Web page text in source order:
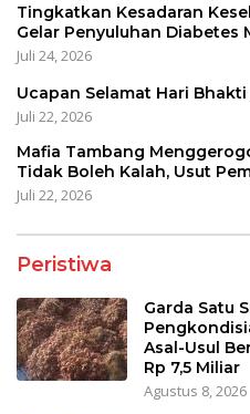
Tingkatkan Kesadaran
Gelar Penyuluhan Diabetes
Juli 24, 2026
Ucapan Selamat Hari
Juli 22, 2026
Mafia Tambang
Tidak Boleh Kalah, Usut
Juli 22, 2026
Peristiwa
Garda Satu
Asal-Usul
Rp 7,5 Miliar
Agustus 8, 2026